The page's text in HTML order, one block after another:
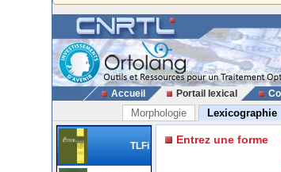
Accueil Portail lexical
Morphologie Lexicographie
TLFi Entrez une forme